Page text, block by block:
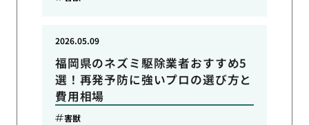
福岡県のネズミ駆除業者おすすめ5
選！再発予防に強いプロの選び方と
費用相場
2026.05.09
害獣